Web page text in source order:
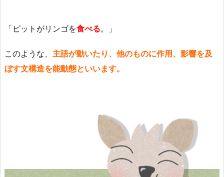
「ピットがリンゴを食べる。」
このような、 主語が動いたり、他のものに作用、影響を及
ぼす文構造を能動態といいます。